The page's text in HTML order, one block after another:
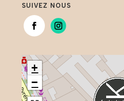
SUIVEZ NOUS
+
−